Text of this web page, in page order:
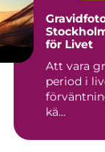
Stockholm Skapa
för Livet
Att vara
period i
kä...